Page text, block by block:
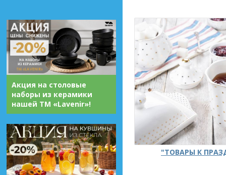
Акция на столовые
наборы из керамики
нашей ТМ «Lavenir»!
"ТОВАРЫ К